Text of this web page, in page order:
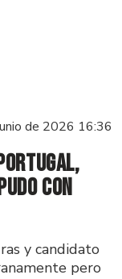
de 2026 16:36
con
y candidato
pero